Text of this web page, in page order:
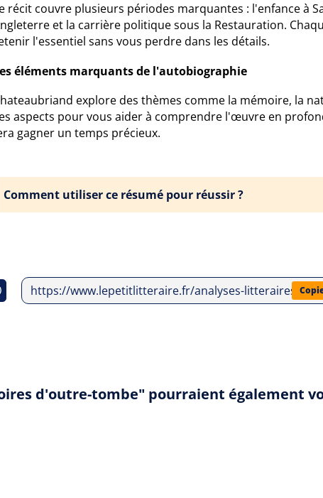
récit couvre plusieurs périodes marquantes : l'enfance à
et la carrière politique sous la Restauration.
l'essentiel sans vous perdre dans les détails.
éléments marquants de l'autobiographie
explore des thèmes comme la mémoire, la
aspects pour vous aider à comprendre l'œuvre en
gagner un temps précieux.
Comment utiliser ce résumé pour réussir ?
https://www.lepetitlitteraire.fr/analyses-litteraires/
d'outre-tombe" pourraient également